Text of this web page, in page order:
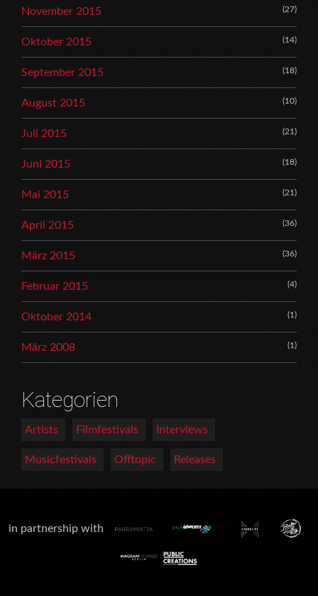
November 2015 (27)
Oktober 2015 (14)
September 2015 (18)
August 2015 (10)
Juli 2015 (21)
Juni 2015 (18)
Mai 2015 (21)
April 2015 (36)
März 2015 (36)
Februar 2015 (4)
Oktober 2014 (1)
März 2008 (1)
Kategorien
Artists Filmfestivals Interviews
Musicfestivals Offtopic Releases
in partnership with